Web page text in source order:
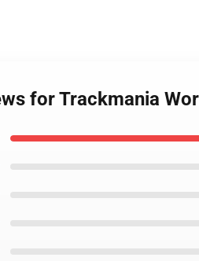
for Trackmania